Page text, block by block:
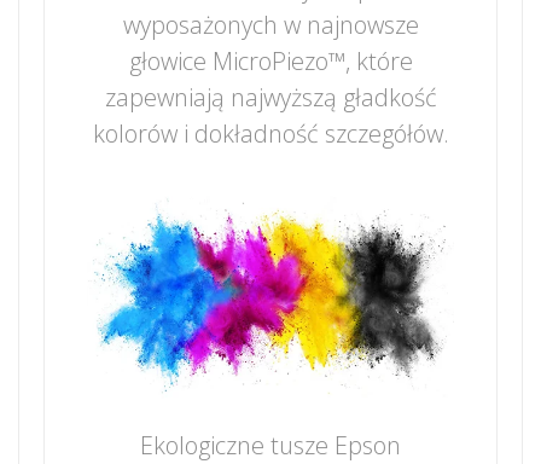
wyposażonych w najnowsze
głowice MicroPiezo™, które
zapewniają najwyższą gładkość
kolorów i dokładność szczegółów.
Ekologiczne tusze Epson